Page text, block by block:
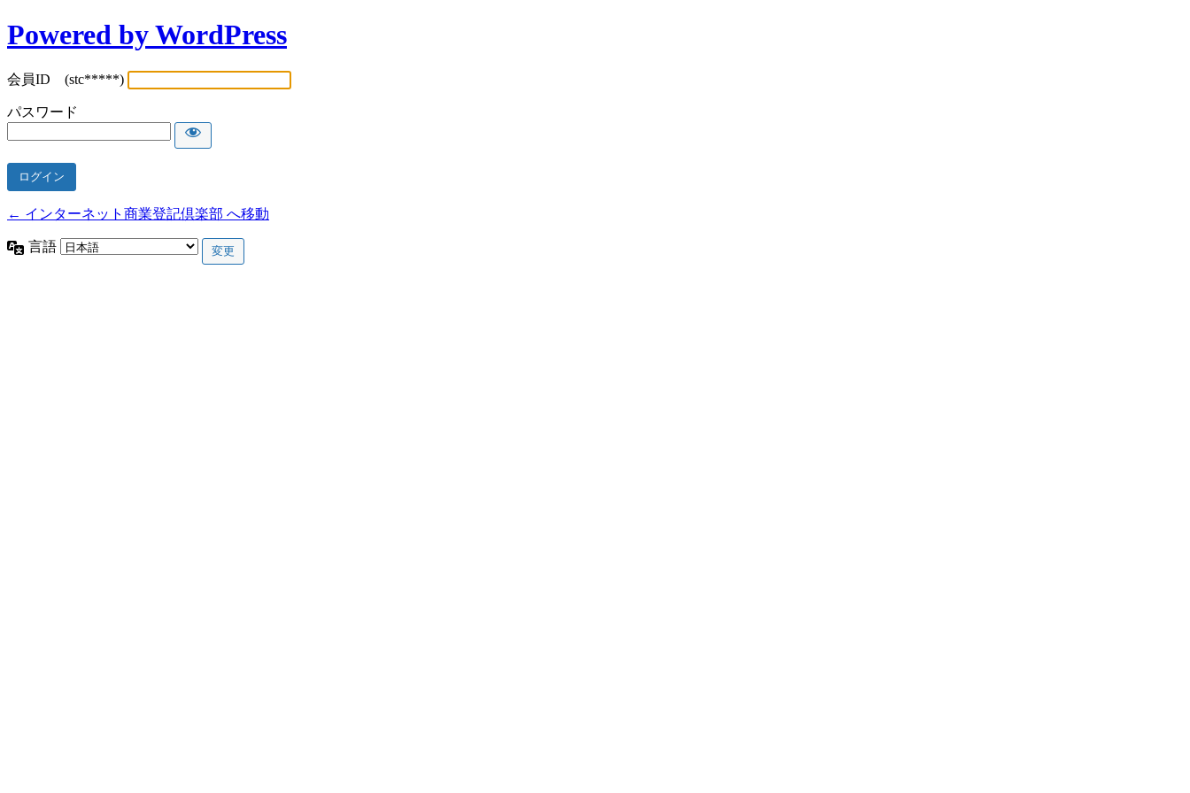
Powered by WordPress
会員ID (stc*****)
パスワード
← インターネット商業登記倶楽部 へ移動
言語